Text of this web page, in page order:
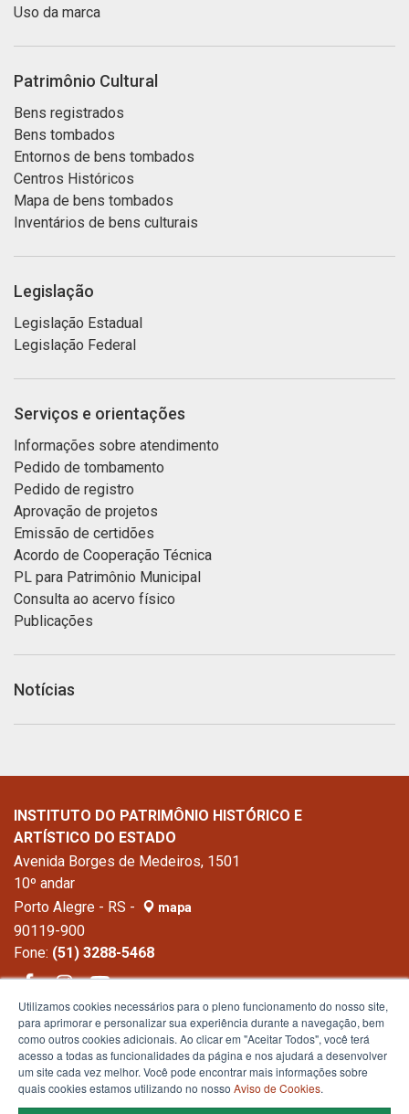
Uso da marca
Patrimônio Cultural
Bens registrados
Bens tombados
Entornos de bens tombados
Centros Históricos
Mapa de bens tombados
Inventários de bens culturais
Legislação
Legislação Estadual
Legislação Federal
Serviços e orientações
Informações sobre atendimento
Pedido de tombamento
Pedido de registro
Aprovação de projetos
Emissão de certidões
Acordo de Cooperação Técnica
PL para Patrimônio Municipal
Consulta ao acervo físico
Publicações
Notícias
INSTITUTO DO PATRIMÔNIO HISTÓRICO E
ARTÍSTICO DO ESTADO
Avenida Borges de Medeiros, 1501
10º andar
Porto Alegre - RS -
mapa
90119-900
Fone: (51) 3288-5468
Utilizamos cookies necessários para o pleno funcionamento do nosso site,
para aprimorar e personalizar sua experiência durante a navegação, bem
como outros cookies adicionais. Ao clicar em "Aceitar Todos", você terá
acesso a todas as funcionalidades da página e nos ajudará a desenvolver
um site cada vez melhor. Você pode encontrar mais informações sobre
quais cookies estamos utilizando no nosso Aviso de Cookies.